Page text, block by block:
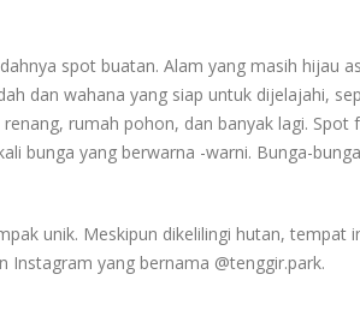
spot buatan. Alam yang masih hijau
dan wahana yang siap untuk dijelajahi,
rumah pohon, dan banyak lagi. Spot
bunga yang berwarna -warni. Bunga-
unik. Meskipun dikelilingi hutan, tempat
Instagram yang bernama @tenggir.park.